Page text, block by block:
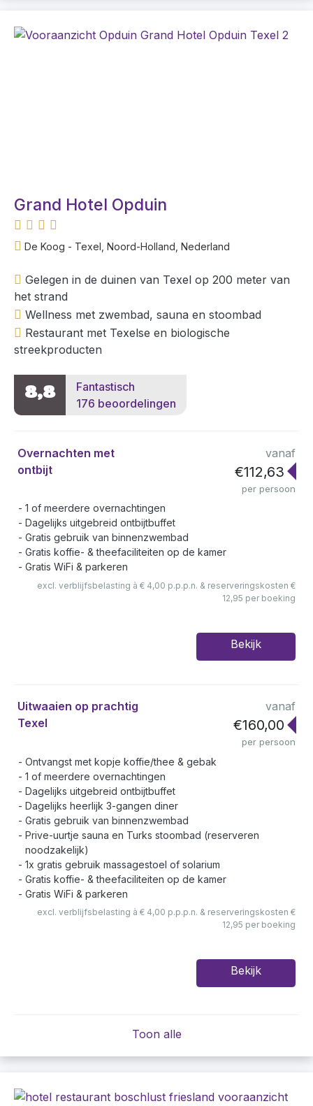
Grand Hotel Opduin
De Koog - Texel, Noord-Holland, Nederland
Gelegen in de duinen van Texel op 200 meter van
het strand
Wellness met zwembad, sauna en stoombad
Restaurant met Texelse en biologische
streekproducten
8,8
Fantastisch
176 beoordelingen
Overnachten met
ontbijt
vanaf
€112,63
per persoon
1 of meerdere overnachtingen
Dagelijks uitgebreid ontbijtbuffet
Gratis gebruik van binnenzwembad
Gratis koffie- & theefaciliteiten op de kamer
Gratis WiFi & parkeren
excl. verblijfsbelasting à € 4,00 p.p.p.n. & reserveringskosten €
12,95 per boeking
Bekijk
Uitwaaien op prachtig
Texel
vanaf
€160,00
per persoon
Ontvangst met kopje koffie/thee & gebak
1 of meerdere overnachtingen
Dagelijks uitgebreid ontbijtbuffet
Dagelijks heerlijk 3-gangen diner
Gratis gebruik van binnenzwembad
Prive-uurtje sauna en Turks stoombad (reserveren
noodzakelijk)
1x gratis gebruik massagestoel of solarium
Gratis koffie- & theefaciliteiten op de kamer
Gratis WiFi & parkeren
excl. verblijfsbelasting à € 4,00 p.p.p.n. & reserveringskosten €
12,95 per boeking
Bekijk
Toon alle